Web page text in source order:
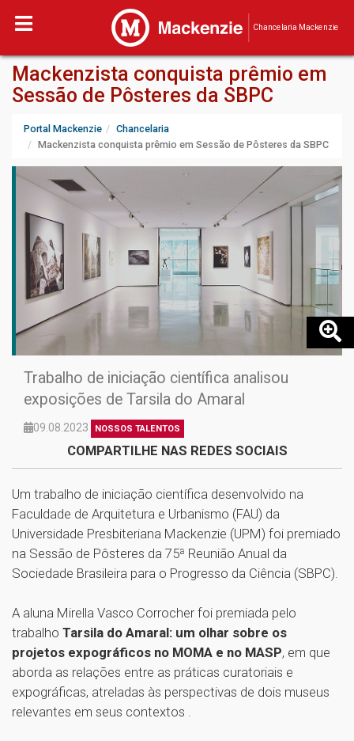
Chancelaria Mackenzie
Mackenzista conquista prêmio em
Sessão de Pôsteres da SBPC
Portal Mackenzie
Chancelaria
Mackenzista conquista prêmio em Sessão de Pôsteres da SBPC
Trabalho de iniciação científica analisou
exposições de Tarsila do Amaral
09.08.2023 NOSSOS TALENTOS
COMPARTILHE NAS REDES SOCIAIS
Um trabalho de iniciação científica desenvolvido na
Faculdade de Arquitetura e Urbanismo (FAU) da
Universidade Presbiteriana Mackenzie (UPM) foi premiado
na Sessão de Pôsteres da 75ª Reunião Anual da
Sociedade Brasileira para o Progresso da Ciência (SBPC).
A aluna Mirella Vasco Corrocher foi premiada pelo
trabalho Tarsila do Amaral: um olhar sobre os
projetos expográficos no MOMA e no MASP, em que
aborda as relações entre as práticas curatoriais e
expográficas, atreladas às perspectivas de dois museus
relevantes em seus contextos .